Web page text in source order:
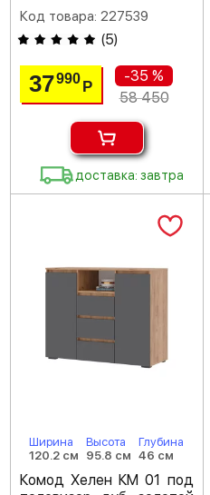
Код товара: 227539
(5)
37990Р
-35 %
58 450
доставка: завтра
Ширина
120.2 см
Высота
95.8 см
Глубина
46 см
Комод Хелен КМ 01 под